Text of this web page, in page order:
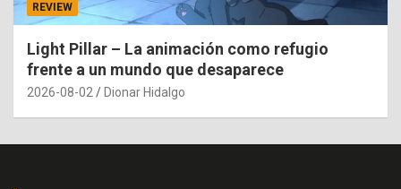
REVIEW
Light Pillar – La animación como refugio
frente a un mundo que desaparece
2026-08-02 Dionar Hidalgo